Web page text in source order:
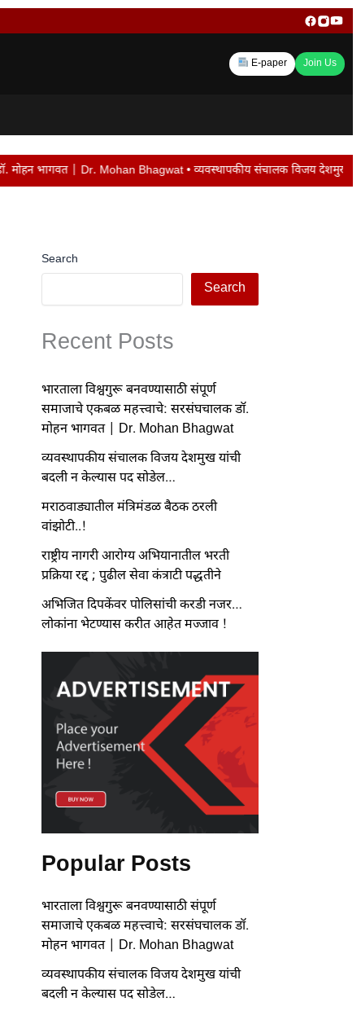
E-paper Join Us
Bhagwat • व्यवस्थापकीय संचालक विजय देशमुख यांची बदली न केल्यास पद
Search
Search
Recent Posts
भारताला विश्वगुरू बनवण्यासाठी संपूर्ण
समाजाचे एकबळ महत्त्वाचे: सरसंघचालक डॉ.
मोहन भागवत | Dr. Mohan Bhagwat
व्यवस्थापकीय संचालक विजय देशमुख यांची
बदली न केल्यास पद सोडेल…
मराठवाड्यातील मंत्रिमंडळ बैठक ठरली
वांझोटी..!
राष्ट्रीय नागरी आरोग्य अभियानातील भरती
प्रक्रिया रद्द ; पुढील सेवा कंत्राटी पद्धतीने
अभिजित दिपकेंवर पोलिसांची करडी नजर…
लोकांना भेटण्यास करीत आहेत मज्जाव !
Popular Posts
भारताला विश्वगुरू बनवण्यासाठी संपूर्ण
समाजाचे एकबळ महत्त्वाचे: सरसंघचालक डॉ.
मोहन भागवत | Dr. Mohan Bhagwat
व्यवस्थापकीय संचालक विजय देशमुख यांची
बदली न केल्यास पद सोडेल…